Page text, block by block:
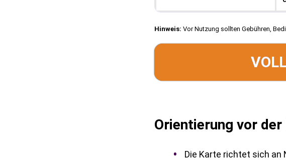
Hinweis: Vor Nutzung sollten Gebühren,
Orientierung vor
Die Karte richtet sich an